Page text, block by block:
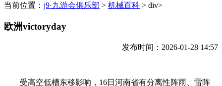
当前位置： j9·九游会俱乐部 > 机械百科 > div>
欧洲victoryday
发布时间：2026-01-28 14:57
受高空低槽东移影响，16日河南省有分离性阵雨、雷阵